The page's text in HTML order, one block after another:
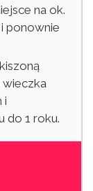
na ok.
ponownie
wieczka
i
do 1 roku.